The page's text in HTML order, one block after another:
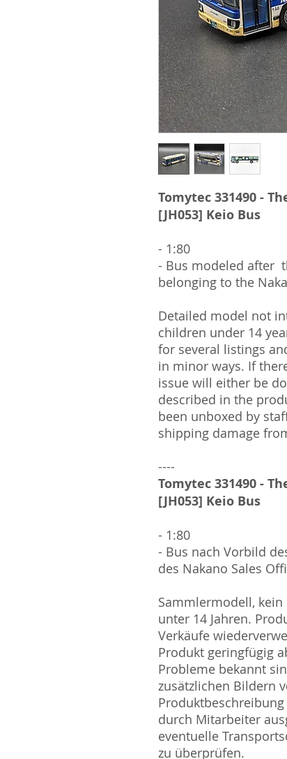
Tomytec 331490 -
[JH053] Keio Bus
- 1:80
- Bus modeled after
belonging to the
Detailed model not
children under 14
for several listings
in minor ways. If
issue will either be
described in the
been unboxed by
shipping damage
----
Tomytec 331490 -
[JH053] Keio Bus
- 1:80
- Bus nach Vorbild
des Nakano Sales
Sammlermodell,
unter 14 Jahren.
Verkäufe
Produkt geringfügig
Probleme bekannt
zusätzlichen Bildern
durch Mitarbeiter
eventuelle
zu überprüfen.